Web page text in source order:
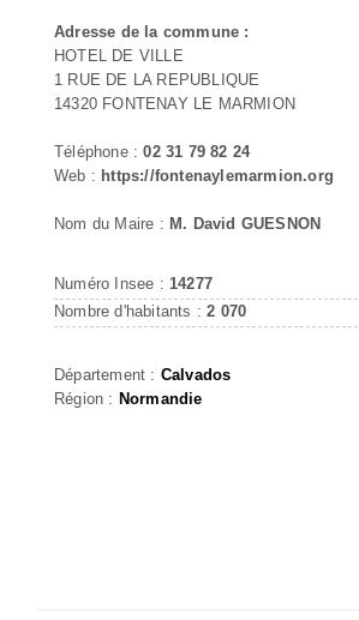
Adresse de la commune :
HOTEL DE VILLE
1 RUE DE LA REPUBLIQUE
14320 FONTENAY LE MARMION
Téléphone :02 31 79 82 24
Web : https://fontenaylemarmion.org
Nom du Maire : M. David GUESNON
Numéro Insee : 14277
Nombre d'habitants :2 070
Département : Calvados
Région : Normandie